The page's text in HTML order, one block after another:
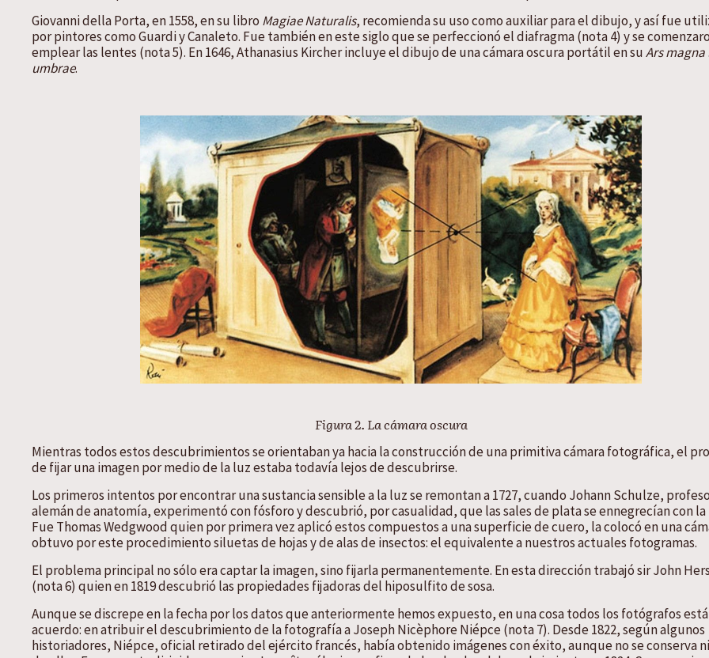
Giovanni della Porta, en 1558, en su libro Magiae Naturalis, recomienda su uso como auxiliar para el dibujo, y así fue
por pintores como Guardi y Canaleto. Fue también en este siglo que se perfeccionó el diafragma (nota 4) y se
emplear las lentes (nota 5). En 1646, Athanasius Kircher incluye el dibujo de una cámara oscura portátil en suArs magna
umbrae.
Figura 2. La cámara oscura
Mientras todos estos descubrimientos se orientaban ya hacia la construcción de una primitiva cámara fotográfica, el
de fijar una imagen por medio de la luz estaba todavía lejos de descubrirse.
Los primeros intentos por encontrar una sustancia sensible a la luz se remontan a 1727, cuando Johann Schulze,
alemán de anatomía, experimentó con fósforo y descubrió, por casualidad, que las sales de plata se ennegrecían con la
Fue Thomas Wedgwood quien por primera vez aplicó estos compuestos a una superficie de cuero, la colocó en una
obtuvo por este procedimiento siluetas de hojas y de alas de insectos: el equivalente a nuestros actuales fotogramas.
El problema principal no sólo era captar la imagen, sino fijarla permanentemente. En esta dirección trabajó sir John
(nota 6) quien en 1819 descubrió las propiedades fijadoras del hiposulfito de sosa.
Aunque se discrepe en la fecha por los datos que anteriormente hemos expuesto, en una cosa todos los fotógrafos
acuerdo: en atribuir el descubrimiento de la fotografía a Joseph Nicèphore Niépce (nota 7). Desde 1822, según algunos
historiadores, Niépce, oficial retirado del ejército francés, había obtenido imágenes con éxito, aunque no se conserva